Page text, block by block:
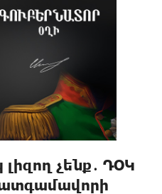
լիզող չենք․ ԴՕԿ